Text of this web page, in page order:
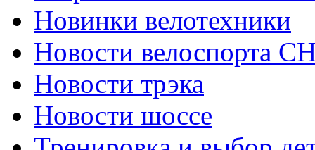
Новинки велотехники
Новости велоспорта
Новости трэка
Новости шоссе